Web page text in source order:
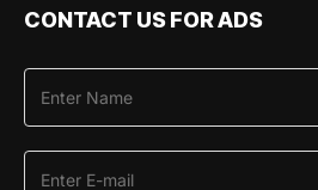
CONTACT US FOR ADS